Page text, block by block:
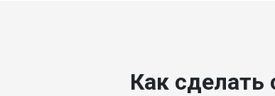
Как сделать